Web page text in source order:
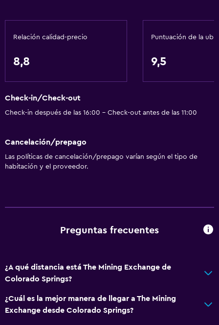
Servicios básicos
Ropa de cama
Toallas
Artículos de aseo gratis
Menús para dietas especiales (bajo petición)
Bar/lounge
Relación calidad-precio
8,8
Puntuación de la
9,5
Check-in/Check-out
Check-in después de las 16:00 - Check-out antes de las 11:00
Cancelación/prepago
Las políticas de cancelación/prepago varían según el tipo de
habitación y el proveedor.
Preguntas frecuentes
¿A qué distancia está The Mining Exchange de
Colorado Springs?
¿Cuál es la mejor manera de llegar a The Mining
Exchange desde Colorado Springs?